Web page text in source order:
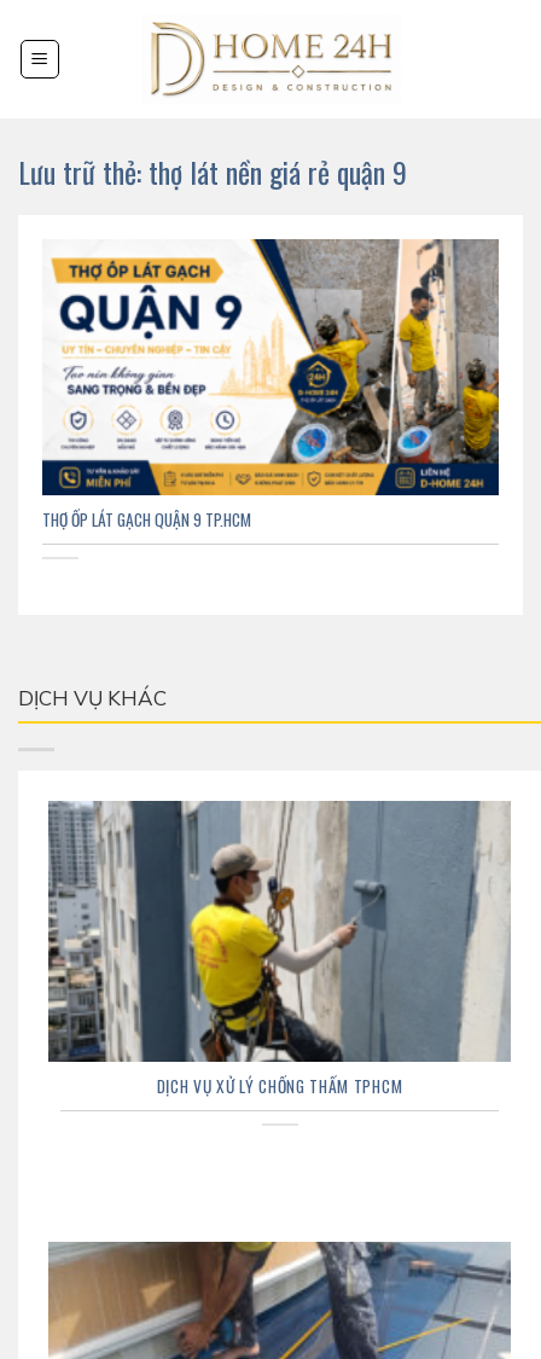
đến
nội
Lưu trữ thẻ:thợ lát nền giá rẻ quận 9
THỢ ỐP LÁT GẠCH QUẬN 9 TP.HCM
DỊCH VỤ KHÁC
DỊCH VỤ XỬ LÝ CHỐNG THẤM TPHCM